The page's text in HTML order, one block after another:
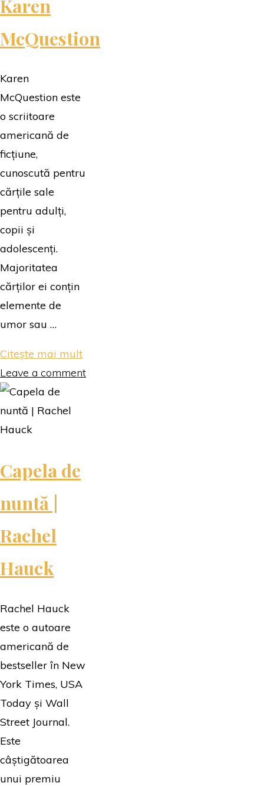
Karen
McQuestion
Karen
McQuestion este
o scriitoare
americană de
ficțiune,
cunoscută pentru
cărțile sale
pentru adulți,
copii și
adolescenți.
Majoritatea
cărților ei conțin
elemente de
umor sau …
Citește mai mult"Bună,
iubire
Leave a comment
Capela de
nuntă |
Rachel
Hauck
Rachel Hauck
este o autoare
americană de
bestseller în New
York Times, USA
Today și Wall
Street Journal.
Este
câștigătoarea
unui premiu